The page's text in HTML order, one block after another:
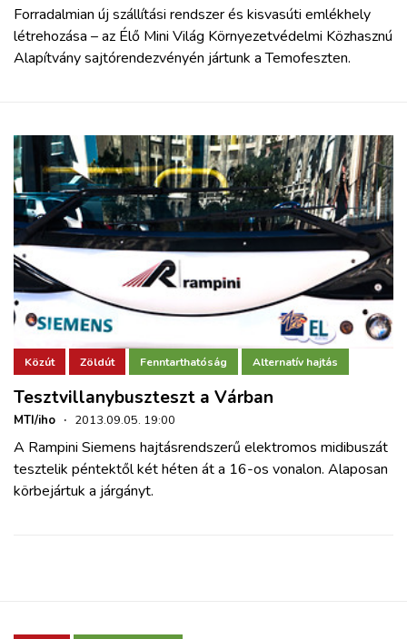
Forradalmian új szállítási rendszer és kisvasúti emlékhely
létrehozása – az Élő Mini Világ Környezetvédelmi Közhasznú
Alapítvány sajtórendezvényén jártunk a Temofeszten.
Közút Zöldút Fenntarthatóság Alternatív hajtás
Tesztvillanybuszteszt a Várban
MTI/iho · 2013.09.05. 19:00
A Rampini Siemens hajtásrendszerű elektromos midibuszát
tesztelik péntektől két héten át a 16-os vonalon. Alaposan
körbejártuk a járgányt.